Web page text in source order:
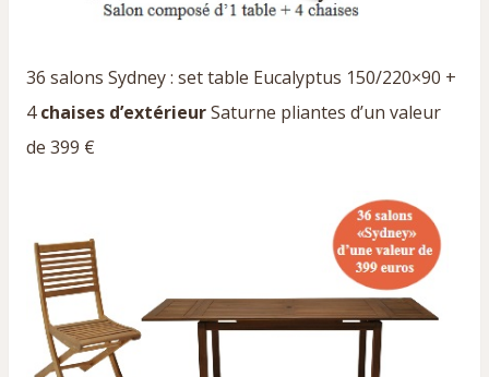
36 salons Sydney : set table Eucalyptus 150/220×90 +
4chaises d’extérieurSaturne pliantes d’un valeur
de 399 €